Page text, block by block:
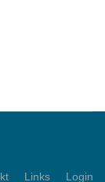
Links Login